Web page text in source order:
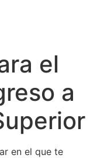
el
a
en el que te